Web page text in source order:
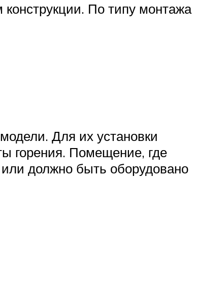
По типу монтажа
Для их установки
горения. Помещение, где
должно быть оборудовано